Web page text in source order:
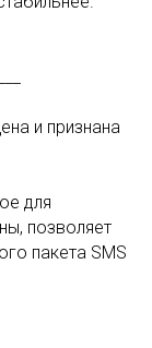
и признана
для
позволяет
пакета SMS